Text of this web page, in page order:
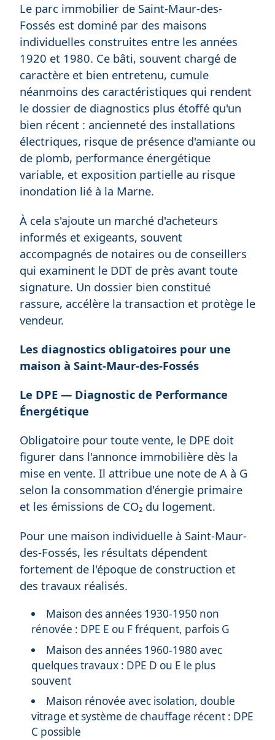
Le parc immobilier de Saint-Maur-des-
Fossés est dominé par des maisons
individuelles construites entre les années
1920 et 1980. Ce bâti, souvent chargé de
caractère et bien entretenu, cumule
néanmoins des caractéristiques qui rendent
le dossier de diagnostics plus étoffé qu'un
bien récent : ancienneté des installations
électriques, risque de présence d'amiante ou
de plomb, performance énergétique
variable, et exposition partielle au risque
inondation lié à la Marne.
À cela s'ajoute un marché d'acheteurs
informés et exigeants, souvent
accompagnés de notaires ou de conseillers
qui examinent le DDT de près avant toute
signature. Un dossier bien constitué
rassure, accélère la transaction et protège le
vendeur.
Les diagnostics obligatoires pour une
maison à Saint-Maur-des-Fossés
Le DPE — Diagnostic de Performance
Énergétique
Obligatoire pour toute vente, le DPE doit
figurer dans l'annonce immobilière dès la
mise en vente. Il attribue une note de A à G
selon la consommation d'énergie primaire
et les émissions de CO₂ du logement.
Pour une maison individuelle à Saint-Maur-
des-Fossés, les résultats dépendent
fortement de l'époque de construction et
des travaux réalisés.
Maison des années 1930-1950 non
rénovée : DPE E ou F fréquent, parfois G
Maison des années 1960-1980 avec
quelques travaux : DPE D ou E le plus
souvent
Maison rénovée avec isolation, double
vitrage et système de chauffage récent : DPE
C possible